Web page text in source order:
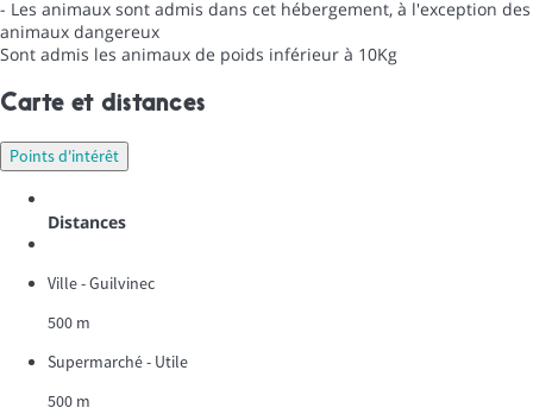
- Les animaux sont admis dans cet hébergement, à l'exception des
animaux dangereux
Sont admis les animaux de poids inférieur à 10Kg
Carte et distances
Points d'intérêt
Distances
Ville - Guilvinec
500 m
Supermarché - Utile
500 m